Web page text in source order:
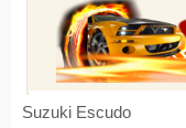
Suzuki Escudo